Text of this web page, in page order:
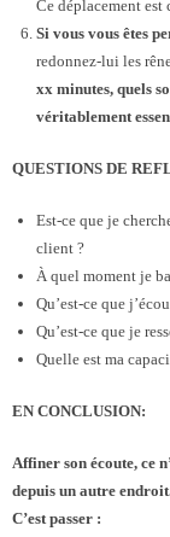
Ce déplacement est
Si vous vous êtes
redonnez-lui les
xx minutes, quels
véritablement
QUESTIONS DE
Est-ce que je
client ?
À quel moment je
Qu’est-ce que
Qu’est-ce que je
Quelle est ma
EN CONCLUSION:
Affiner son écoute, ce
depuis un autre
C’est passer :